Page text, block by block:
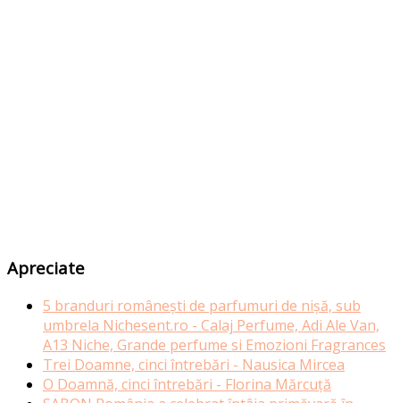
Apreciate
5 branduri românești de parfumuri de nișă, sub
umbrela Nichesent.ro - Calaj Perfume, Adi Ale Van,
A13 Niche, Grande perfume si Emozioni Fragrances
Trei Doamne, cinci întrebări - Nausica Mircea
O Doamnă, cinci întrebări - Florina Mărcuță